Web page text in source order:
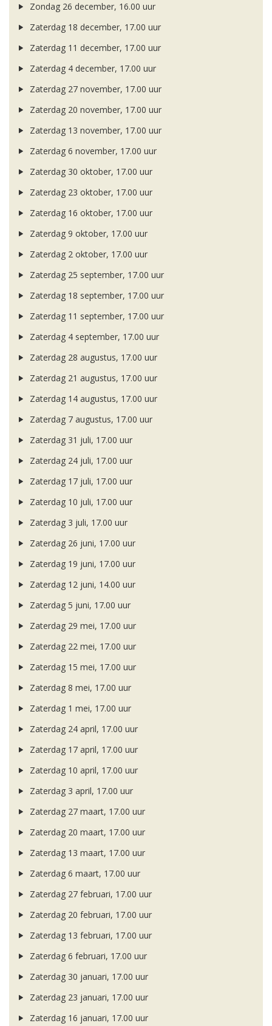
Zondag 26 december, 16.00 uur
Zaterdag 18 december, 17.00 uur
Zaterdag 11 december, 17.00 uur
Zaterdag 4 december, 17.00 uur
Zaterdag 27 november, 17.00 uur
Zaterdag 20 november, 17.00 uur
Zaterdag 13 november, 17.00 uur
Zaterdag 6 november, 17.00 uur
Zaterdag 30 oktober, 17.00 uur
Zaterdag 23 oktober, 17.00 uur
Zaterdag 16 oktober, 17.00 uur
Zaterdag 9 oktober, 17.00 uur
Zaterdag 2 oktober, 17.00 uur
Zaterdag 25 september, 17.00 uur
Zaterdag 18 september, 17.00 uur
Zaterdag 11 september, 17.00 uur
Zaterdag 4 september, 17.00 uur
Zaterdag 28 augustus, 17.00 uur
Zaterdag 21 augustus, 17.00 uur
Zaterdag 14 augustus, 17.00 uur
Zaterdag 7 augustus, 17.00 uur
Zaterdag 31 juli, 17.00 uur
Zaterdag 24 juli, 17.00 uur
Zaterdag 17 juli, 17.00 uur
Zaterdag 10 juli, 17.00 uur
Zaterdag 3 juli, 17.00 uur
Zaterdag 26 juni, 17.00 uur
Zaterdag 19 juni, 17.00 uur
Zaterdag 12 juni, 14.00 uur
Zaterdag 5 juni, 17.00 uur
Zaterdag 29 mei, 17.00 uur
Zaterdag 22 mei, 17.00 uur
Zaterdag 15 mei, 17.00 uur
Zaterdag 8 mei, 17.00 uur
Zaterdag 1 mei, 17.00 uur
Zaterdag 24 april, 17.00 uur
Zaterdag 17 april, 17.00 uur
Zaterdag 10 april, 17.00 uur
Zaterdag 3 april, 17.00 uur
Zaterdag 27 maart, 17.00 uur
Zaterdag 20 maart, 17.00 uur
Zaterdag 13 maart, 17.00 uur
Zaterdag 6 maart, 17.00 uur
Zaterdag 27 februari, 17.00 uur
Zaterdag 20 februari, 17.00 uur
Zaterdag 13 februari, 17.00 uur
Zaterdag 6 februari, 17.00 uur
Zaterdag 30 januari, 17.00 uur
Zaterdag 23 januari, 17.00 uur
Zaterdag 16 januari, 17.00 uur